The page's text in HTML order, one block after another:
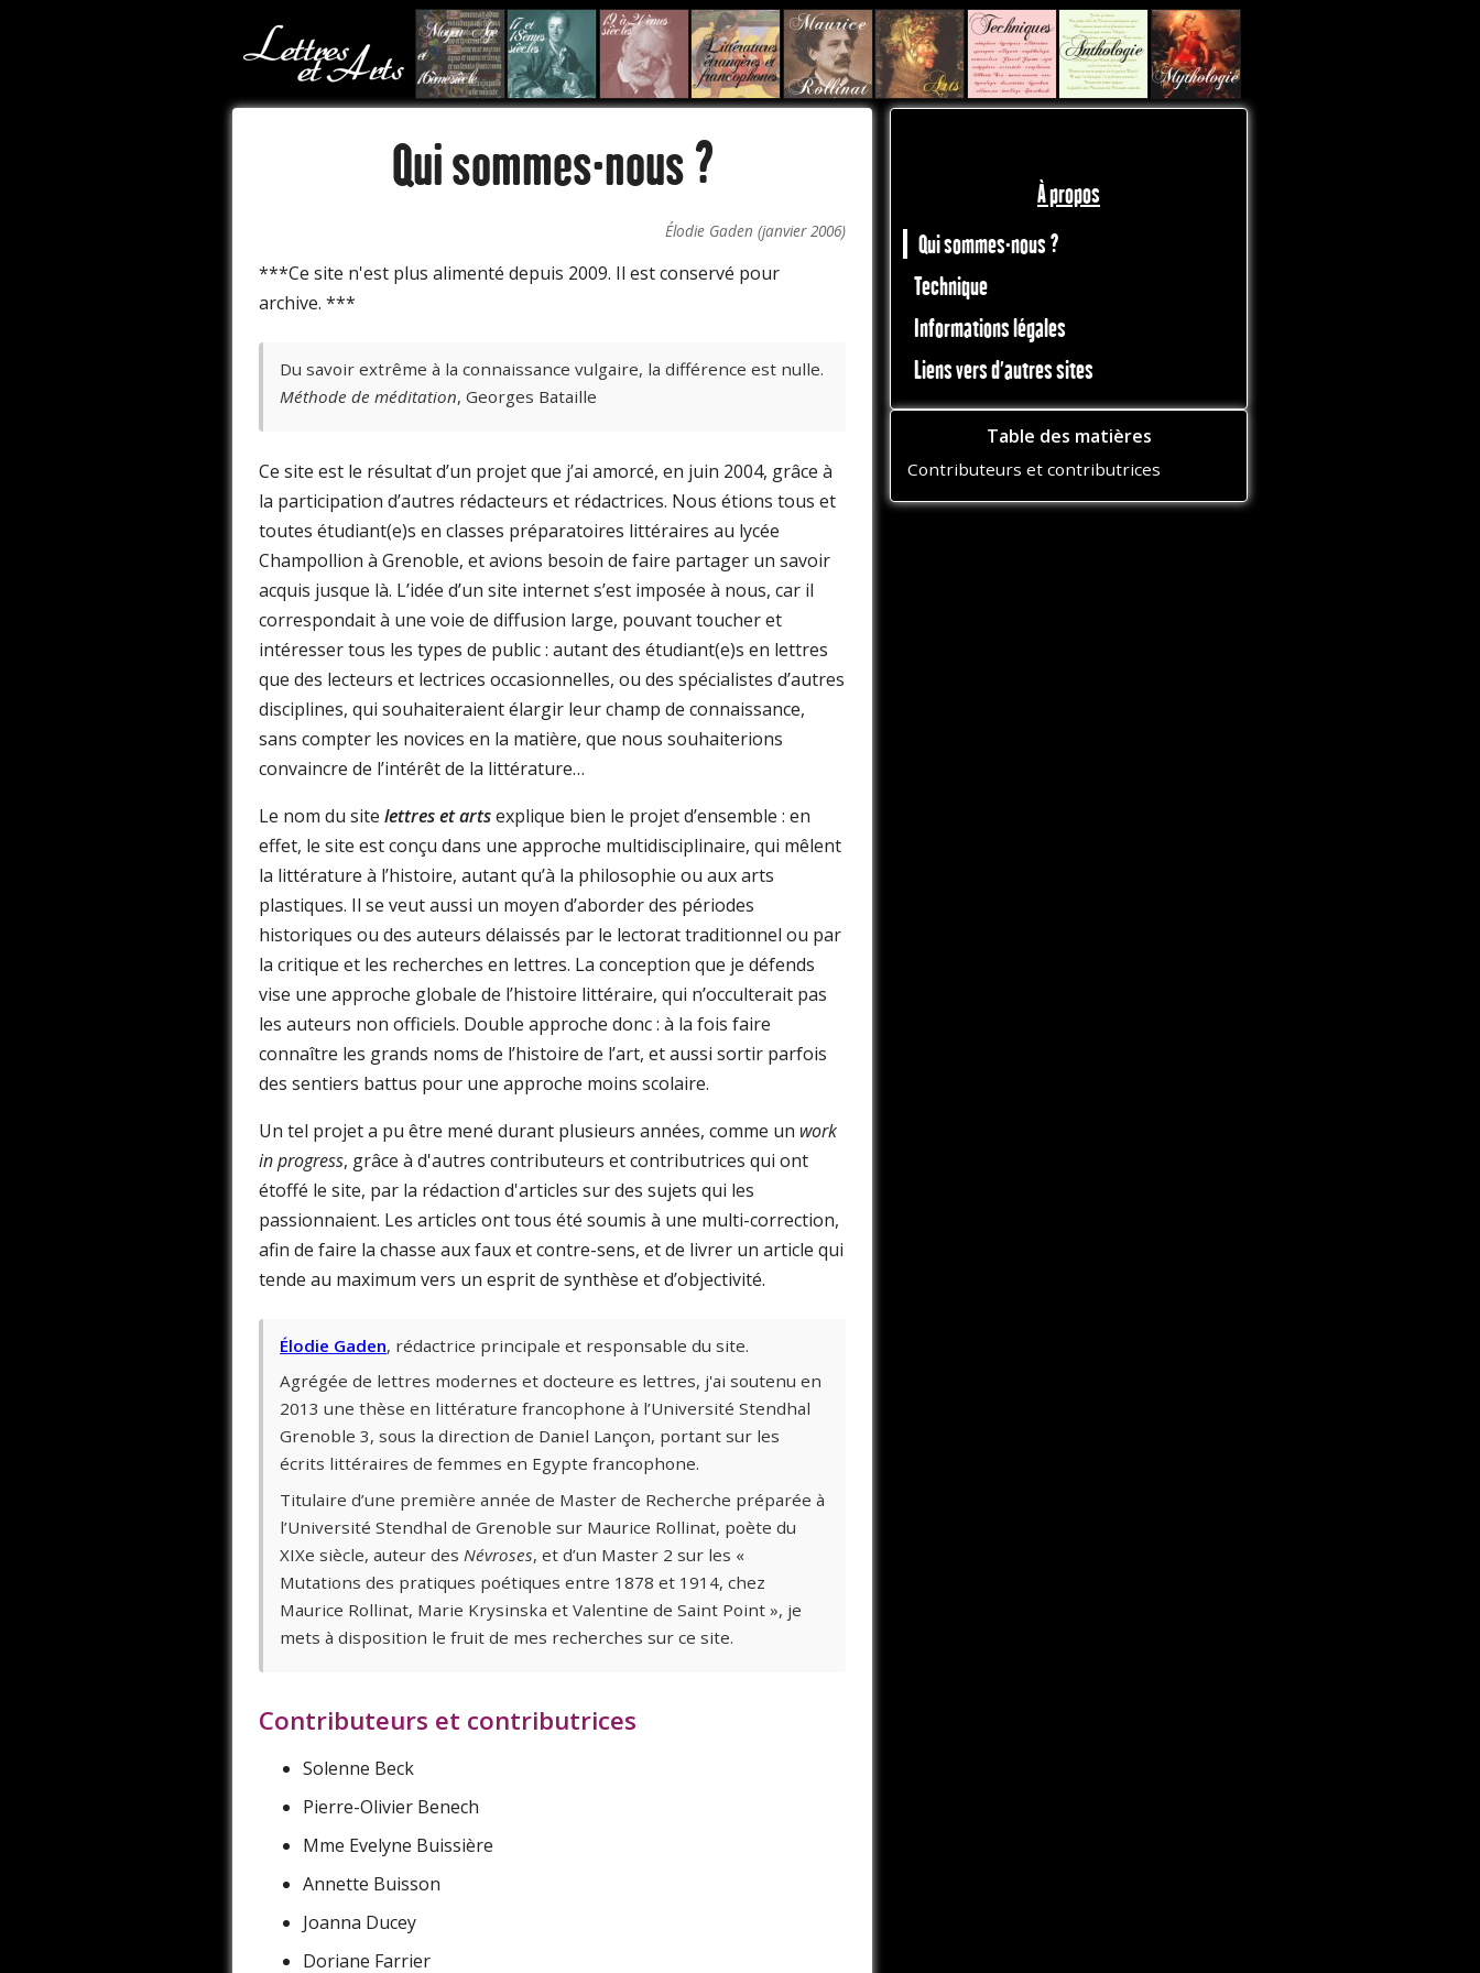
À propos
Qui sommes-nous ?
Technique
Informations légales
Liens vers d'autres sites
Table des matières
Contributeurs et contributrices
Qui sommes-nous ?
Élodie Gaden (janvier 2006)
***Ce site n'est plus alimenté depuis 2009. Il est conservé pour
archive. ***
Du savoir extrême à la connaissance vulgaire, la différence est nulle.
Méthode de méditation, Georges Bataille
Ce site est le résultat d’un projet que j’ai amorcé, en juin 2004, grâce à
la participation d’autres rédacteurs et rédactrices. Nous étions tous et
toutes étudiant(e)s en classes préparatoires littéraires au lycée
Champollion à Grenoble, et avions besoin de faire partager un savoir
acquis jusque là. L’idée d’un site internet s’est imposée à nous, car il
correspondait à une voie de diffusion large, pouvant toucher et
intéresser tous les types de public : autant des étudiant(e)s en lettres
que des lecteurs et lectrices occasionnelles, ou des spécialistes d’autres
disciplines, qui souhaiteraient élargir leur champ de connaissance,
sans compter les novices en la matière, que nous souhaiterions
convaincre de l’intérêt de la littérature…
Le nom du site lettres et artsexplique bien le projet d’ensemble : en
effet, le site est conçu dans une approche multidisciplinaire, qui mêlent
la littérature à l’histoire, autant qu’à la philosophie ou aux arts
plastiques. Il se veut aussi un moyen d’aborder des périodes
historiques ou des auteurs délaissés par le lectorat traditionnel ou par
la critique et les recherches en lettres. La conception que je défends
vise une approche globale de l’histoire littéraire, qui n’occulterait pas
les auteurs non officiels. Double approche donc : à la fois faire
connaître les grands noms de l’histoire de l’art, et aussi sortir parfois
des sentiers battus pour une approche moins scolaire.
Un tel projet a pu être mené durant plusieurs années, comme un work
in progress, grâce à d'autres contributeurs et contributrices qui ont
étoffé le site, par la rédaction d'articles sur des sujets qui les
passionnaient. Les articles ont tous été soumis à une multi-correction,
afin de faire la chasse aux faux et contre-sens, et de livrer un article qui
tende au maximum vers un esprit de synthèse et d’objectivité.
Élodie Gaden, rédactrice principale et responsable du site.
Agrégée de lettres modernes et docteure es lettres, j'ai soutenu en
2013 une thèse en littérature francophone à l’Université Stendhal
Grenoble 3, sous la direction de Daniel Lançon, portant sur les
écrits littéraires de femmes en Egypte francophone.
Titulaire d’une première année de Master de Recherche préparée à
l’Université Stendhal de Grenoble sur Maurice Rollinat, poète du
XIXe siècle, auteur des Névroses, et d’un Master 2 sur les «
Mutations des pratiques poétiques entre 1878 et 1914, chez
Maurice Rollinat, Marie Krysinska et Valentine de Saint Point », je
mets à disposition le fruit de mes recherches sur ce site.
Contributeurs et contributrices
Solenne Beck
Pierre-Olivier Benech
Mme Evelyne Buissière
Annette Buisson
Joanna Ducey
Doriane Farrier